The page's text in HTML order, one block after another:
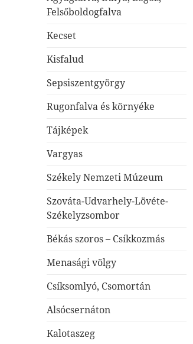
Felsőboldogfalva
Kecset
Kisfalud
Sepsiszentgyörgy
Rugonfalva és környéke
Tájképek
Vargyas
Székely Nemzeti Múzeum
Szováta-Udvarhely-Lövéte-
Székelyzsombor
Békás szoros – Csíkkozmás
Menasági völgy
Csíksomlyó, Csomortán
Alsócsernáton
Kalotaszeg